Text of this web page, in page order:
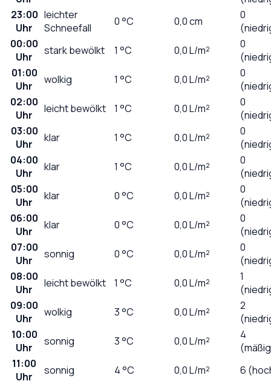
23:00
Uhr
leichter
Schneefall
0°C 0,0cm
0
00:00
Uhr
stark bewölkt 1 °C 0,0L/m²
0
01:00
Uhr
wolkig 1 °C 0,0L/m²
0
02:00
Uhr
leicht bewölkt 1 °C 0,0L/m²
0
03:00
Uhr
klar 1 °C 0,0L/m²
0
04:00
Uhr
klar 1 °C 0,0L/m²
0
05:00
Uhr
klar 0°C 0,0L/m²
0
06:00
Uhr
klar 0°C 0,0L/m²
0
07:00
Uhr
sonnig 0°C 0,0L/m²
0
08:00
Uhr
leicht bewölkt 1 °C 0,0L/m²
1
09:00
Uhr
wolkig 3°C 0,0L/m²
2
10:00
Uhr
sonnig 3°C 0,0L/m²
4
11:00
Uhr
sonnig 4°C 0,0L/m²
6